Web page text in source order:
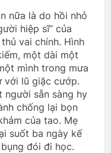
nữa là do hồi nhỏ
hiệp sĩ” của
vai chính. Hình
một dài một
mình trong mưa
với lũ giặc cướp.
người sẵn sàng hy
chống lại bọn
của tao. Mẹ
suốt ba ngày kế
đói đi học.